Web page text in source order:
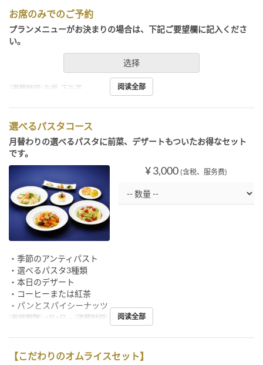
お席のみでのご予約
プランメニューがお決まりの場合は、下記ご要望欄に記入くださ
い。
选择
进餐时间 午餐, 下午茶 阅读全部
選べるパスタコース
月替わりの選べるパスタに前菜、デザートもついたお得なセット
です。
¥ 3,000 (含税、服务费)
・季節のアンティパスト
・選べるパスタ3種類
・本日のデザート
・コーヒーまたは紅茶
・パンとスパイシーナッツ
有效期限 3月1日 ~ 进餐时间 午餐阅读全部
【こだわりのオムライスセット】